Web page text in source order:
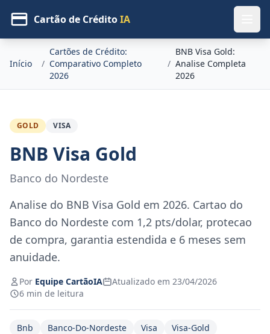
Cartão de CréditoIA
Início /
Cartões de Crédito:
Comparativo Completo
2026
/
BNB Visa Gold:
Analise Completa
2026
GOLD VISA
BNB Visa Gold
Banco do Nordeste
Analise do BNB Visa Gold em 2026. Cartao do
Banco do Nordeste com 1,2 pts/dolar, protecao
de compra, garantia estendida e 6 meses sem
anuidade.
Por Equipe CartãoIA
Atualizado em 23/04/2026
6 min de leitura
Bnb Banco-Do-Nordeste Visa
Visa-Gold